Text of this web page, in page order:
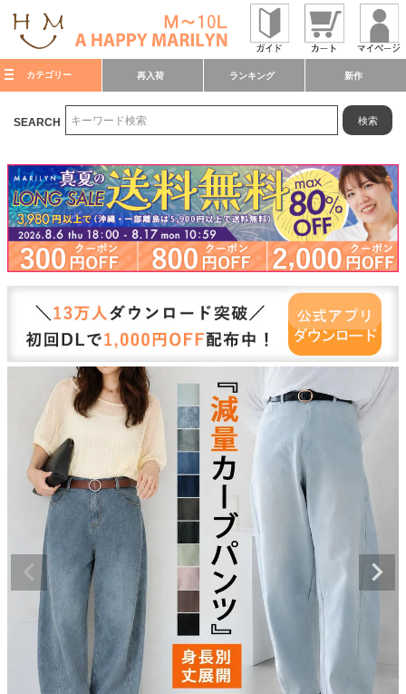
カテゴリー 再入荷 ランキング 新作
SEARCH 検索